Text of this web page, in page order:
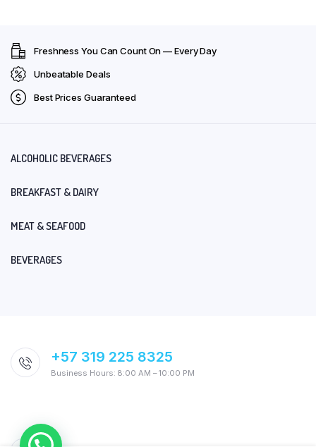
Freshness You Can Count On — Every Day
Unbeatable Deals
Best Prices Guaranteed
ALCOHOLIC BEVERAGES
BREAKFAST & DAIRY
MEAT & SEAFOOD
BEVERAGES
+57 319 225 8325
Business Hours: 8:00 AM – 10:00 PM